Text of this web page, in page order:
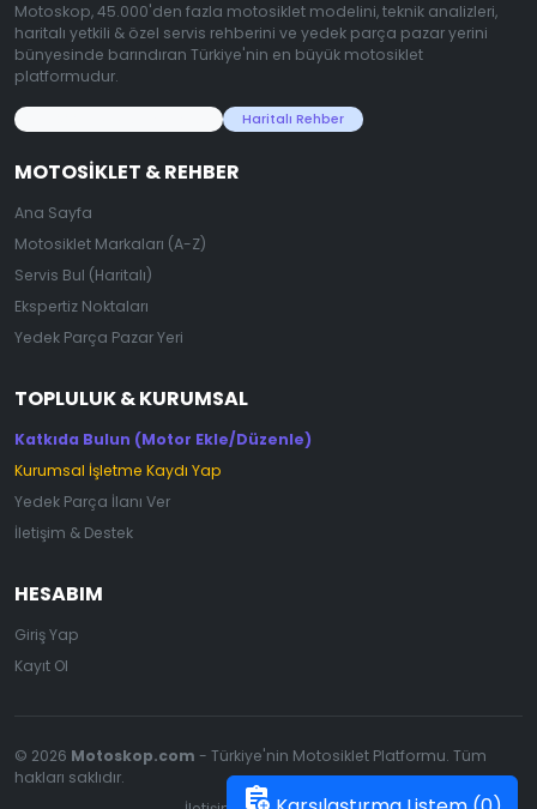
assignment_add
Motoskop, 45.000'den fazla motosiklet modelini, teknik analizleri,
haritalı yetkili & özel servis rehberini ve yedek parça pazar yerini
bünyesinde barındıran Türkiye'nin en büyük motosiklet
platformudur.
Haritalı Rehber
MOTOSIKLET & REHBER
Ana Sayfa
Motosiklet Markaları (A-Z)
Servis Bul (Haritalı)
Ekspertiz Noktaları
Yedek Parça Pazar Yeri
TOPLULUK & KURUMSAL
Katkıda Bulun (Motor Ekle/Düzenle)
Kurumsal İşletme Kaydı Yap
Yedek Parça İlanı Ver
İletişim & Destek
HESABIM
Giriş Yap
Kayıt Ol
© 2026 Motoskop.com - Türkiye'nin Motosiklet Platformu. Tüm
hakları saklıdır.